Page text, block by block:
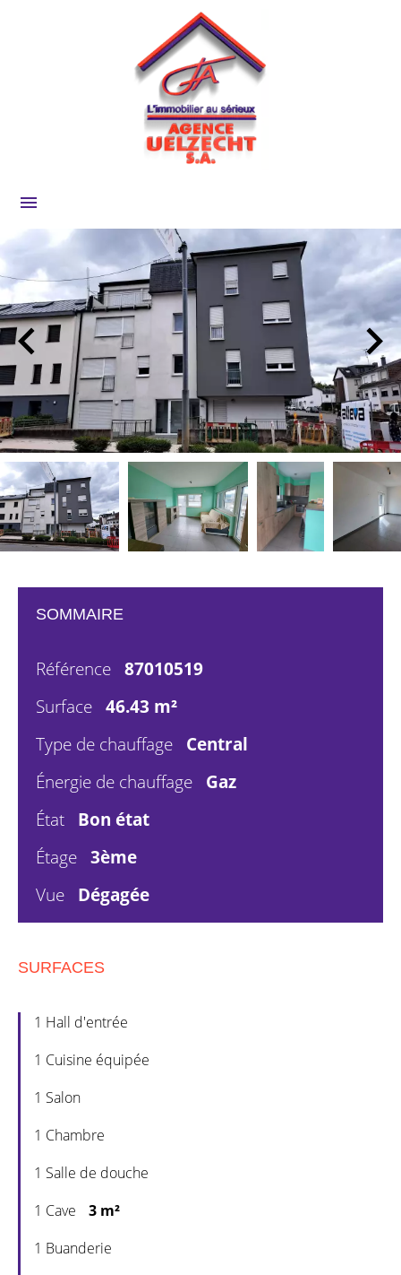
SOMMAIRE
Référence 87010519
Surface 46.43 m²
Type de chauffage Central
Énergie de chauffage Gaz
État Bon état
Étage 3ème
Vue Dégagée
SURFACES
1 Hall d'entrée
1 Cuisine équipée
1 Salon
1 Chambre
1 Salle de douche
1 Cave
3 m²
1 Buanderie